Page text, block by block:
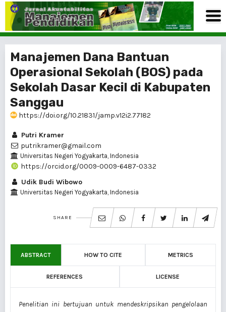
Manajemen Dana Bantuan
Operasional Sekolah (BOS) pada
Sekolah Dasar Kecil di Kabupaten
Sanggau
https://doi.org/10.21831/jamp.v12i2.77182
Putri Kramer
putrikramer@gmail.com
Universitas Negeri Yogyakarta, Indonesia
https://orcid.org/0009-0009-6487-0332
Udik Budi Wibowo
Universitas Negeri Yogyakarta, Indonesia
SHARE
ABSTRACT HOW TO CITE METRICS
REFERENCES LICENSE
Penelitian ini bertujuan untuk mendeskripsikan pengelolaan